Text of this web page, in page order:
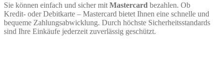
Sie können einfach und sicher mit Mastercard bezahlen. Ob
Kredit- oder Debitkarte – Mastercard bietet Ihnen eine schnelle und
bequeme Zahlungsabwicklung. Durch höchste Sicherheitsstandards
sind Ihre Einkäufe jederzeit zuverlässig geschützt.